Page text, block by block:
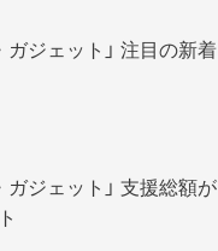
ガジェット」 注目の新着
ガジェット」 支援総額が